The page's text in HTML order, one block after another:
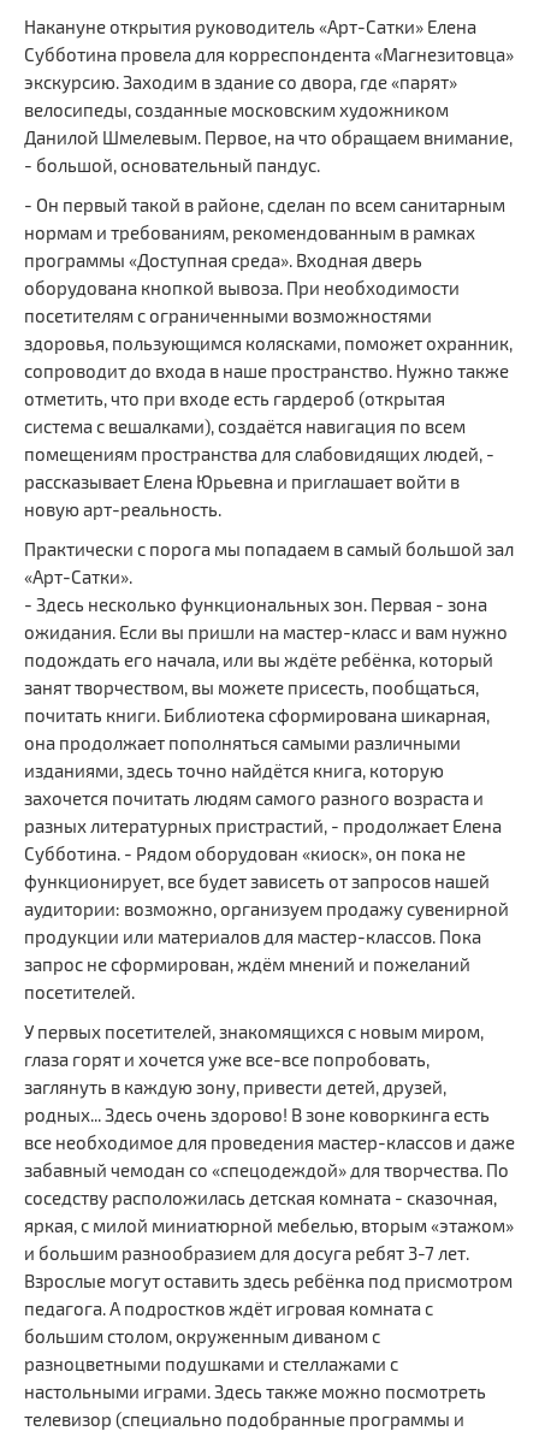
Накануне открытия руководитель «Арт-Сатки» Елена
Субботина провела для корреспондента «Магнезитовца»
экскурсию. Заходим в здание со двора, где «парят»
велосипеды, созданные московским художником
Данилой Шмелевым. Первое, на что обращаем внимание,
- большой, основательный пандус.
- Он первый такой в районе, сделан по всем санитарным
нормам и требованиям, рекомендованным в рамках
программы «Доступная среда». Входная дверь
оборудована кнопкой вывоза. При необходимости
посетителям с ограниченными возможностями
здоровья, пользующимся колясками, поможет охранник,
сопроводит до входа в наше пространство. Нужно также
отметить, что при входе есть гардероб (открытая
система с вешалками), создаётся навигация по всем
помещениям пространства для слабовидящих людей, -
рассказывает Елена Юрьевна и приглашает войти в
новую арт-реальность.
Практически с порога мы попадаем в самый большой зал
«Арт-Сатки».
- Здесь несколько функциональных зон. Первая - зона
ожидания. Если вы пришли на мастер-класс и вам нужно
подождать его начала, или вы ждёте ребёнка, который
занят творчеством, вы можете присесть, пообщаться,
почитать книги. Библиотека сформирована шикарная,
она продолжает пополняться самыми различными
изданиями, здесь точно найдётся книга, которую
захочется почитать людям самого разного возраста и
разных литературных пристрастий, - продолжает Елена
Субботина. - Рядом оборудован «киоск», он пока не
функционирует, все будет зависеть от запросов нашей
аудитории: возможно, организуем продажу сувенирной
продукции или материалов для мастер-классов. Пока
запрос не сформирован, ждём мнений и пожеланий
посетителей.
У первых посетителей, знакомящихся с новым миром,
глаза горят и хочется уже все-все попробовать,
заглянуть в каждую зону, привести детей, друзей,
родных... Здесь очень здорово! В зоне коворкинга есть
все необходимое для проведения мастер-классов и даже
забавный чемодан со «спецодеждой» для творчества. По
соседству расположилась детская комната - сказочная,
яркая, с милой миниатюрной мебелью, вторым «этажом»
и большим разнообразием для досуга ребят 3-7 лет.
Взрослые могут оставить здесь ребёнка под присмотром
педагога. А подростков ждёт игровая комната с
большим столом, окруженным диваном с
разноцветными подушками и стеллажами с
настольными играми. Здесь также можно посмотреть
телевизор (специально подобранные программы и